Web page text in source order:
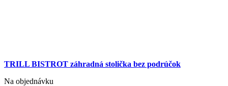
TRILL BISTROT záhradná stolička bez podrúčok
Na objednávku